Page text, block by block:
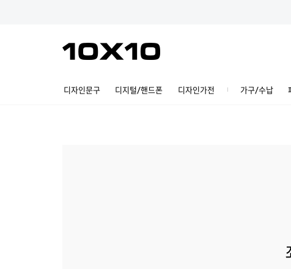
디자인문구 디지털/핸드폰 디자인가전 가구/수납